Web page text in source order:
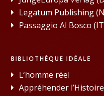
Legatum Publishing
Passaggio Al Bosco
BIBLIOTHÈQUE IDÉALE
L’homme réel
Appréhender l’Histoire